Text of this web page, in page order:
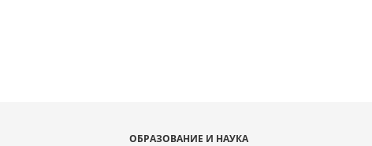
ОБРАЗОВАНИЕ И НАУКА